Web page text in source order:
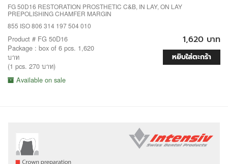
FG 50D16 RESTORATION PROSTHETIC C&B, IN LAY, ON LAY
PREPOLISHING CHAMFER MARGIN
855 ISO 806 314 197 504 010
Product # FG 50D16
Package : box of 6 pcs. 1,620
บาท
(1 pcs. 270 บาท)
Available on sale
1,620 บาท
หยิบใส่ตะกร้า